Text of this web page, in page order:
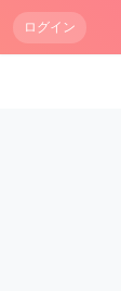
ログイン